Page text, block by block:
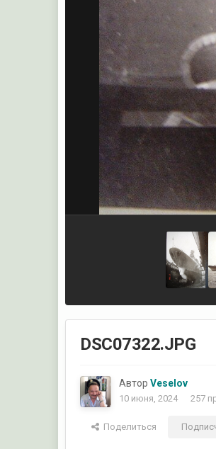
DSC07322.JPG
АвторVeselov
10 июня, 2024 257
Поделиться